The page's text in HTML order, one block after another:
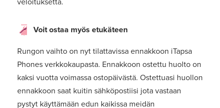
Voit ostaa myös etukäteen
Rungon vaihto on nyt tilattavissa ennakkoon iTapsa
Phones verkkokaupasta. Ennakkoon ostettu huolto on
kaksi vuotta voimassa ostopäivästä. Ostettuasi huollon
ennakkoon saat kuitin sähköpostiisi jota vastaan
pystyt käyttämään edun kaikissa meidän